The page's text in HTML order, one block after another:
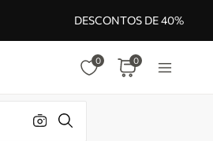
DESCONTOS DE 40%
0 0